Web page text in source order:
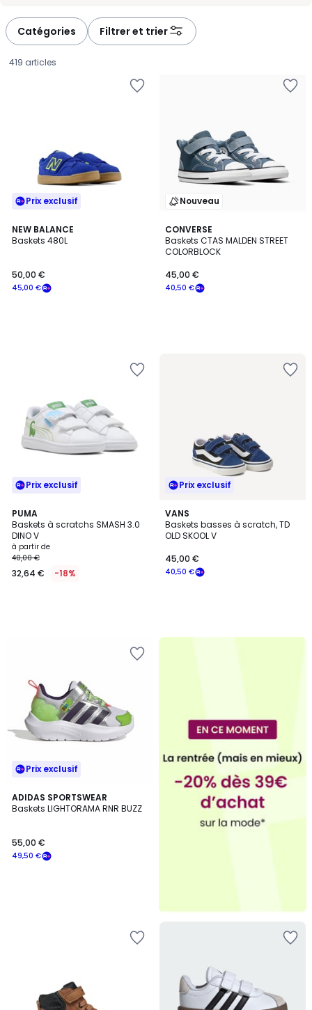
Catégories Filtrer et trier
419 articles
Prix exclusif
NEW BALANCE
Baskets 480L
€
souscrivez
place
45,00
45,00 €
50,00 €
Nouveau
CONVERSE
Baskets CTAS MALDEN STREET
COLORBLOCK
40,50 €
45,00 €
Prix exclusif
PUMA
Baskets à scratchs SMASH 3.0
DINO V
à partir de
40,00 €
32,64 € -18%
Prix exclusif
VANS
Baskets basses à scratch, TD
OLD SKOOL V
40,50 €
45,00 €
Prix exclusif
ADIDAS SPORTSWEAR
Baskets LIGHTORAMA RNR BUZZ
49,50 €
55,00 €